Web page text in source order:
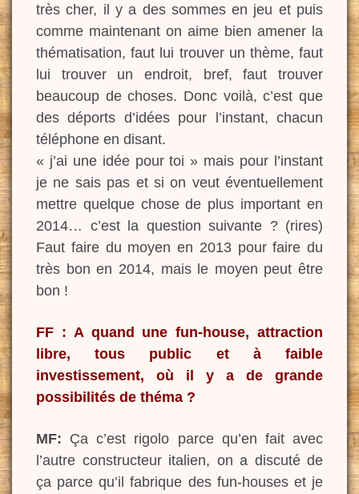
très cher, il y a des sommes en jeu et puis
comme maintenant on aime bien amener la
thématisation, faut lui trouver un thème, faut
lui trouver un endroit, bref, faut trouver
beaucoup de choses. Donc voilà, c’est que
des déports d’idées pour l’instant, chacun
téléphone en disant.
« j’ai une idée pour toi » mais pour l’instant
je ne sais pas et si on veut éventuellement
mettre quelque chose de plus important en
2014… c’est la question suivante ? (rires)
Faut faire du moyen en 2013 pour faire du
très bon en 2014, mais le moyen peut être
bon !
FF : A quand une fun-house, attraction
libre, tous public et à faible
investissement, où il y a de grande
possibilités de théma ?
MF: Ça c’est rigolo parce qu’en fait avec
l’autre constructeur italien, on a discuté de
ça parce qu’il fabrique des fun-houses et je